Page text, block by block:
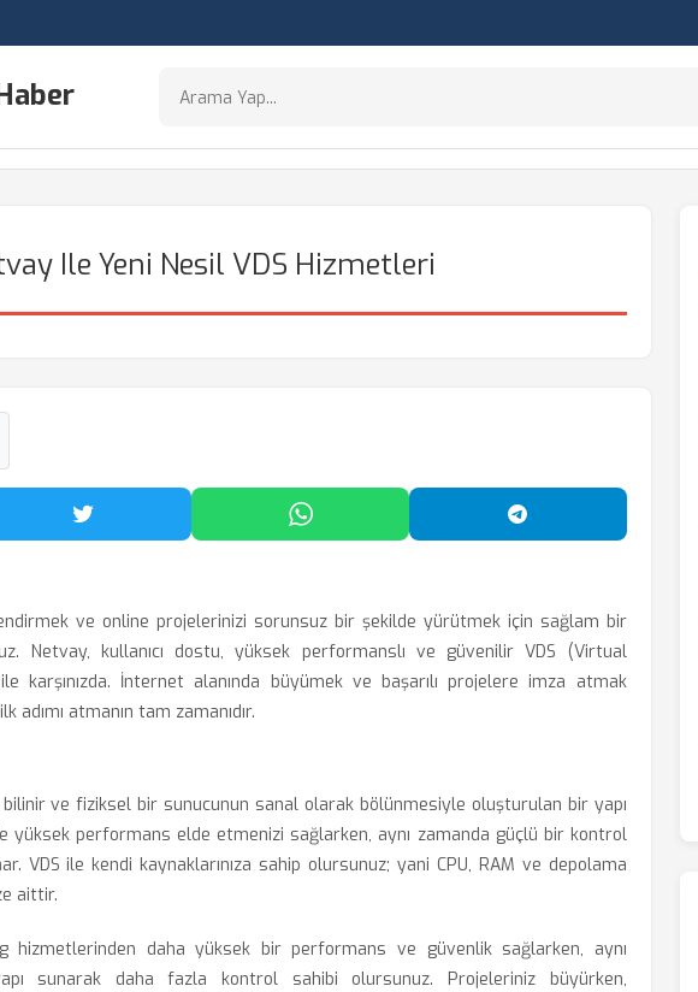
Ile Yeni Nesil VDS Hizmetleri
Twitter'da Paylaş WhatsApp'ta Paylaş Telegram'da
ve online projelerinizi sorunsuz bir şekilde yürütmek için sağlam bir
Netvay, kullanıcı dostu, yüksek performanslı ve güvenilir VDS (Virtual
karşınızda. İnternet alanında büyümek ve başarılı projelere imza atmak
adımı atmanın tam zamanıdır.
ve fiziksel bir sunucunun sanal olarak bölünmesiyle oluşturulan bir yapı
yüksek performans elde etmenizi sağlarken, aynı zamanda güçlü bir kontrol
VDS ile kendi kaynaklarınıza sahip olursunuz; yani CPU, RAM ve depolama
aittir.
hizmetlerinden daha yüksek bir performans ve güvenlik sağlarken, aynı
sunarak daha fazla kontrol sahibi olursunuz. Projeleriniz büyürken,